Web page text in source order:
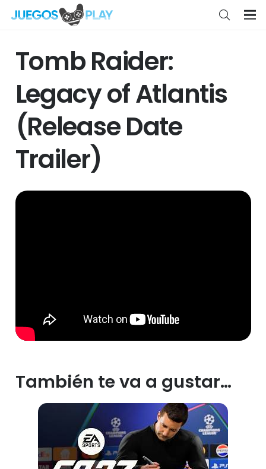
Tomb Raider:
Legacy of Atlantis
(Release Date
Trailer)
También te va a gustar…